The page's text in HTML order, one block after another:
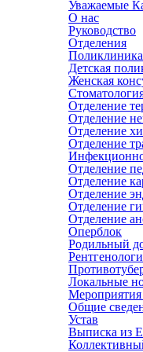
Уважаемые
О нас
Руководство
Отделения
Детская
Женская
Отделение
Отделение
Отделение
Отделение
Отделение
Отделение
Отделение
Отделение
Отделение
Оперблок
Родильный
Локальные
Общие
Устав
Выписка из